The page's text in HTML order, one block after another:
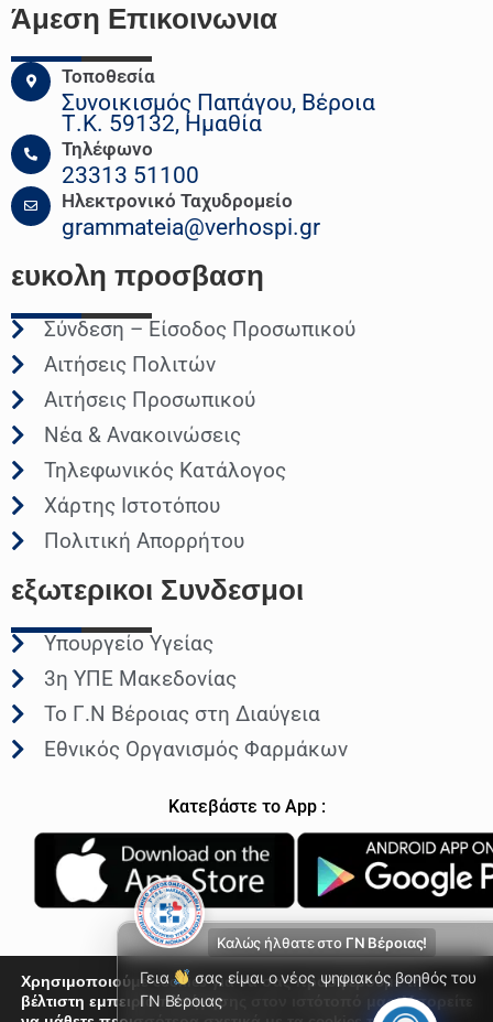
Άμεση Επικοινωνια
Τοποθεσία
Συνοικισμός Παπάγου, Βέροια
Τ.Κ. 59132, Ημαθία
Τηλέφωνο
23313 51100
Ηλεκτρονικό Ταχυδρομείο
grammateia@verhospi.gr
ευκολη προσβαση
Σύνδεση – Είσοδος Προσωπικού
Αιτήσεις Πολιτών
Αιτήσεις Προσωπικού
Νέα & Ανακοινώσεις
Τηλεφωνικός Κατάλογος
Χάρτης Ιστοτόπου
Πολιτική Απορρήτου
εξωτερικοι Συνδεσμοι
Υπουργείο Υγείας
3η ΥΠΕ Μακεδονίας
Το Γ.Ν Βέροιας στη Διαύγεια
Εθνικός Οργανισμός Φαρμάκων
Κατεβάστε το App :
Καλώς ήλθατε στο ΓΝ Βέροιας!
Γεια
σας είμαι ο νέος ψηφιακός βοηθός του
ΓΝ Βέροιας
Χρησιμοποιούμε cookies για να σας προσφέρουμε τη
βέλτιστη εμπειρία πλοήγησης στον ιστότοπό μας. Μπορείτε